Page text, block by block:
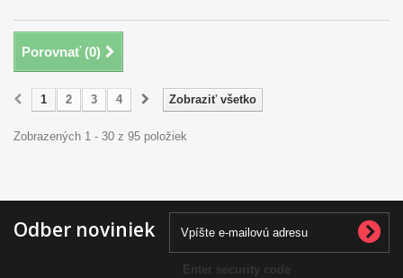
Porovnať (0)
Zobraziť všetko
1 2 3 4
Zobrazených 1 - 30 z 95 položiek
Odber noviniek
Enter security code